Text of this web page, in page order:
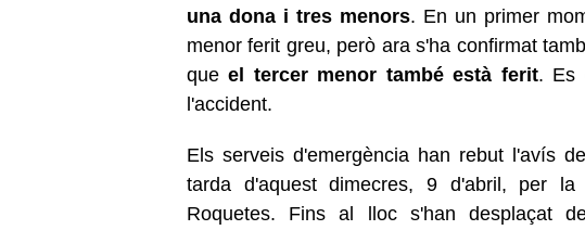
una dona i tres menors. En un primer
menor ferit greu, però ara s'ha confirmat
queel tercer menor també està ferit. Es
l'accident.
Els serveis d'emergència han rebut l'avís
tarda d'aquest dimecres, 9 d'abril, per
Roquetes. Fins al lloc s'han desplaçat